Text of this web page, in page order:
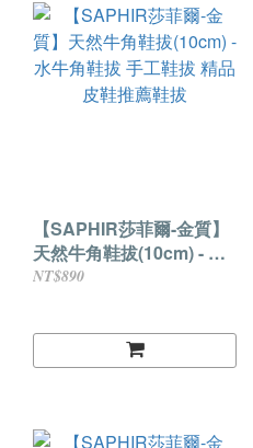
【SAPHIR莎菲爾-金質】
天然牛角鞋拔(10cm) - 水
牛角鞋拔 手工鞋拔 精品皮
NT$890